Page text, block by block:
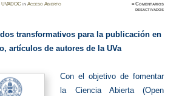
UVADOC inAcceso Abierto ≈Comentarios
desactivadosen
transformativos para la publicación en
artículos de autores de la UVa
Con el objetivo de fomentar
la Ciencia Abierta (Open